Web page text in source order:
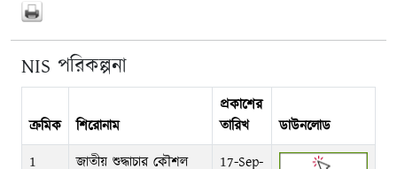
NIS পরিকল্পনা
ক্রমিক শিরোনাম
প্রকাশের
তারিখ
ডাউনলোড
1
জাতীয় শুদ্ধাচার কৌশল
17-Sep-